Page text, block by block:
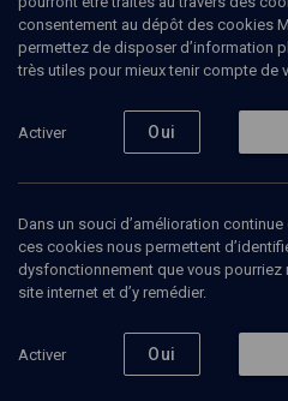
Abonnez-vous à notre
consentement au dépôt des cookies
permettez de disposer d’information
très utiles pour mieux tenir compte de
Activer Oui
Dans un souci d’amélioration
ces cookies nous permettent
dysfonctionnement que vous pourriez
site internet et d’y remédier.
Activer Oui